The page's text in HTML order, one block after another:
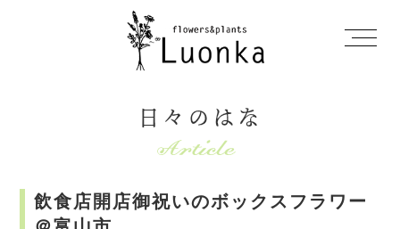
日々のはな
飲食店開店御祝いのボックスフラワー